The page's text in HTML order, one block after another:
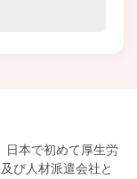
日本で初めて厚生労
び人材派遣会社と